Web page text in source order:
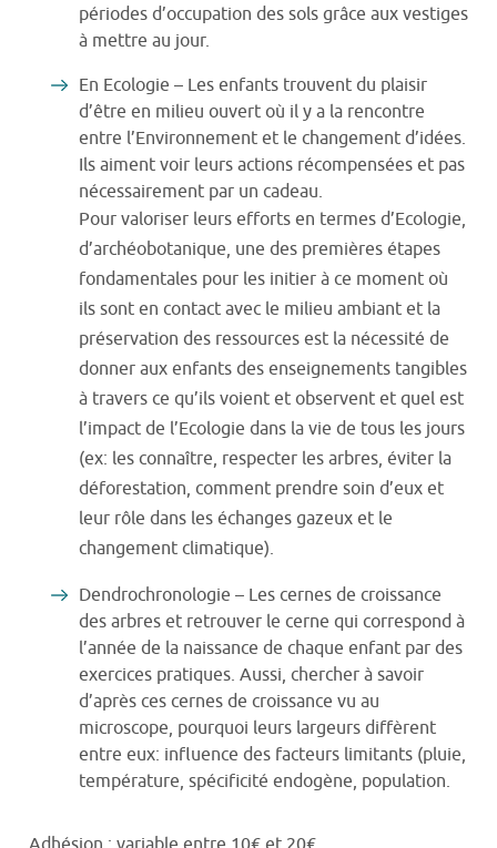
périodes d’occupation des sols grâce aux vestiges
à mettre au jour.
En Ecologie – Les enfants trouvent du plaisir
d’être en milieu ouvert où il y a la rencontre
entre l’Environnement et le changement d’idées.
Ils aiment voir leurs actions récompensées et pas
nécessairement par un cadeau.
Pour valoriser leurs efforts en termes d’Ecologie,
d’archéobotanique, une des premières étapes
fondamentales pour les initier à ce moment où
ils sont en contact avec le milieu ambiant et la
préservation des ressources est la nécessité de
donner aux enfants des enseignements tangibles
à travers ce qu’ils voient et observent et quel est
l’impact de l’Ecologie dans la vie de tous les jours
(ex: les connaître, respecter les arbres, éviter la
déforestation, comment prendre soin d’eux et
leur rôle dans les échanges gazeux et le
changement climatique).
Dendrochronologie – Les cernes de croissance
des arbres et retrouver le cerne qui correspond à
l’année de la naissance de chaque enfant par des
exercices pratiques. Aussi, chercher à savoir
d’après ces cernes de croissance vu au
microscope, pourquoi leurs largeurs diffèrent
entre eux: influence des facteurs limitants (pluie,
température, spécificité endogène, population.